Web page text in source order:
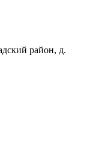
район, д.